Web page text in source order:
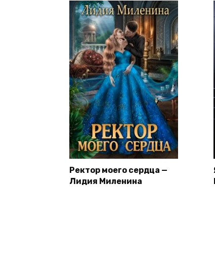
Ректор моего сердца —
Лидия Миленина